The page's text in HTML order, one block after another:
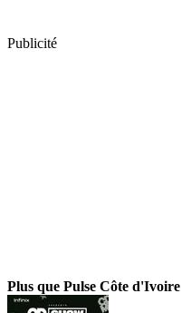
Publicité
Plus que Pulse Côte d'Ivoire